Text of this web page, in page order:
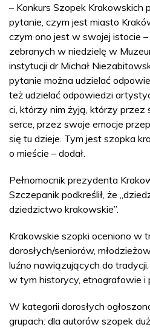
– Konkurs Szopek Krakowskich
pytanie, czym jest miasto
czym ono jest w swojej istocie
zebranych w niedzielę w
instytucji dr Michał
pytanie można udzielać
też udzielać odpowiedzi
ci, którzy nim żyją, którzy przez
serce, przez swoje emocje
się tu dzieje. Tym jest szopka
o mieście – dodał.
Pełnomocnik prezydenta
Szczepanik podkreślił, że
dziedzictwo krakowskie”.
Krakowskie szopki oceniono w
dorosłych/seniorów,
luźno nawiązujących do
w tym historycy, etnografowie i
W kategorii dorosłych
grupach: dla autorów szopek